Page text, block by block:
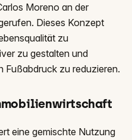
Moreno an der
Dieses Konzept
zu
zu gestalten und
Fußabdruck zu reduzieren.
eine gemischte Nutzung